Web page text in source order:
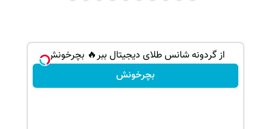
از گردونه شانس طلای دیجیتال ببر🔥 بچرخونش
بچرخونش